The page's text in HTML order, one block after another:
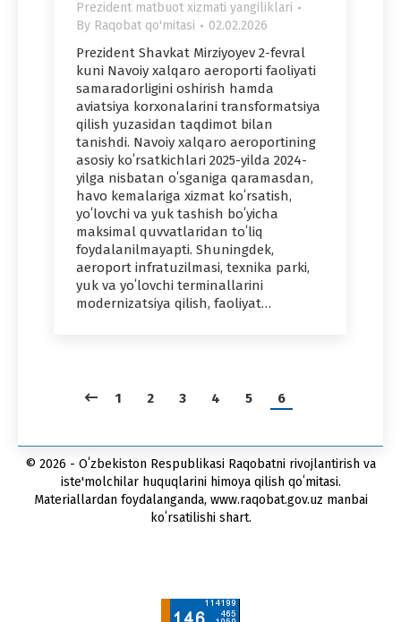
Prezident matbuot xizmati yangiliklari
By Raqobat qo'mitasi 02.02.2026
Prezident Shavkat Mirziyoyev 2-fevral
kuni Navoiy xalqaro aeroporti faoliyati
samaradorligini oshirish hamda
aviatsiya korxonalarini transformatsiya
qilish yuzasidan taqdimot bilan
tanishdi. Navoiy xalqaro aeroportining
asosiy koʻrsatkichlari 2025-yilda 2024-
yilga nisbatan oʻsganiga qaramasdan,
havo kemalariga xizmat koʻrsatish,
yoʻlovchi va yuk tashish boʻyicha
maksimal quvvatlaridan toʻliq
foydalanilmayapti. Shuningdek,
aeroport infratuzilmasi, texnika parki,
yuk va yoʻlovchi terminallarini
modernizatsiya qilish, faoliyat…
1 2 3 4 5 6
© 2026 - Oʻzbekiston Respublikasi Raqobatni rivojlantirish va
iste'molchilar huquqlarini himoya qilish qoʻmitasi.
Materiallardan foydalanganda, www.raqobat.gov.uz manbai
koʻrsatilishi shart.